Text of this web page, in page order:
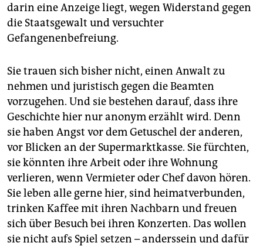
darin eine Anzeige liegt, wegen Widerstand gegen
die Staatsgewalt und versuchter
Gefangenenbefreiung.
Sie trauen sich bisher nicht, einen Anwalt zu
nehmen und juristisch gegen die Beamten
vorzugehen. Und sie bestehen darauf, dass ihre
Geschichte hier nur anonym erzählt wird. Denn
sie haben Angst vor dem Getuschel der anderen,
vor Blicken an der Supermarktkasse. Sie fürchten,
sie könnten ihre Arbeit oder ihre Wohnung
verlieren, wenn Vermieter oder Chef davon hören.
Sie leben alle gerne hier, sind heimatverbunden,
trinken Kaffee mit ihren Nachbarn und freuen
sich über Besuch bei ihren Konzerten. Das wollen
sie nicht aufs Spiel setzen – anderssein und dafür